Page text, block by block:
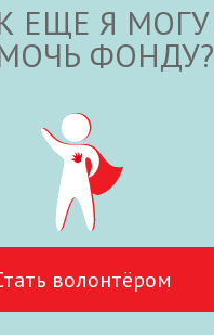
ЕЩЕ Я МОГУ
ФОНДУ?
волонтёром